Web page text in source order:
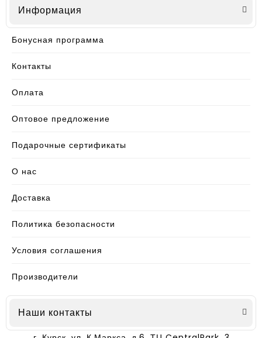
Информация
Бонусная программа
Контакты
Оплата
Оптовое предложение
Подарочные сертификаты
О нас
Доставка
Политика безопасности
Условия соглашения
Производители
Наши контакты